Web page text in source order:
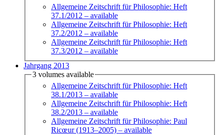
Allgemeine Zeitschrift für Philosophie: Heft
37.1/2012 – available
Allgemeine Zeitschrift für Philosophie: Heft
37.2/2012 – available
Allgemeine Zeitschrift für Philosophie: Heft
37.3/2012 – available
Jahrgang 2013
3 volumes available
Allgemeine Zeitschrift für Philosophie: Heft
38.1/2013 – available
Allgemeine Zeitschrift für Philosophie: Heft
38.2/2013 – available
Allgemeine Zeitschrift für Philosophie: Paul
Ricœur (1913–2005) – available